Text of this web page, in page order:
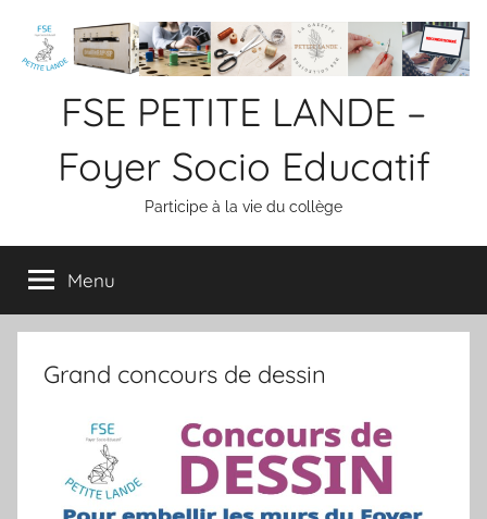
contenu
FSE PETITE LANDE –
Foyer Socio Educatif
Participe à la vie du collège
Menu
Grand concours de dessin